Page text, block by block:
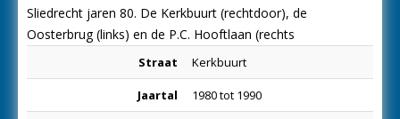
Sliedrecht jaren 80. De Kerkbuurt (rechtdoor), de
Oosterbrug (links) en de P.C. Hooftlaan (rechts
Straat Kerkbuurt
Jaartal 1980 tot 1990